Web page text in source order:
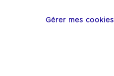
Gérer mes cookies